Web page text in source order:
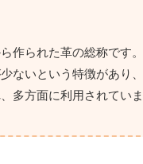
作られた革の総称で
ないという特徴があり
多方面に利用されていま